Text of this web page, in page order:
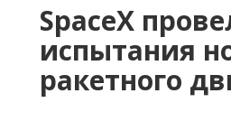
SpaceX
испытания
ракетного